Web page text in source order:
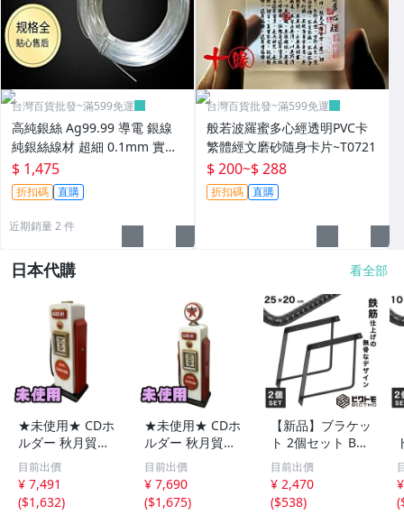
台灣百貨批發~滿599免運
高純銀絲 Ag99.99 導電 銀線
純銀絲線材 超細 0.1mm 實驗
科研
$ 1,475
折扣碼 直購
近期銷量 2 件
台灣百貨批發~滿599免運
般若波羅蜜多心經透明PVC卡
繁體經文磨砂隨身卡片~T0721
$ 200~$ 288
折扣碼 直購
日本代購 看全部
★未使用★ CDホ
ルダー 秋月貿易
ガスポンプ型 205
MS1624 直接お
渡し歓迎 OUK89
5192相
目前出價
¥ 7,491
($1,632)
★未使用★ CDホ
ルダー 秋月貿易
ガスポンプ型 205
MS1624 直接お
渡し歓迎 BQK89
5193相
目前出價
¥ 7,690
($1,675)
【新品】ブラケッ
ト 2個セット Bタ
イプ 25cm×20cm
BICTMO 鉄筋 ア
イアン L型 棚受
け金具 DIY ブラ
目前出價
¥ 2,470
($538)
(